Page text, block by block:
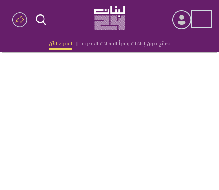
تصفّح بدون إعلانات واقرأ المقالات الحصرية | اشترك الآن
Advertisement